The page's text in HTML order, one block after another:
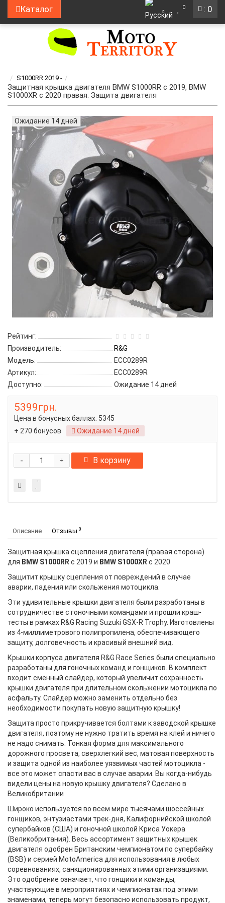
: 0
Каталог 0
S1000RR 2019 -
Защитная крышка двигателя BMW S1000RR с 2019, BMW
S1000XR с 2020 правая. Защита двигателя
Ожидание 14 дней
Рейтинг:
Производитель:
R&G
Модель:
ECC0289R
Артикул:
ECC0289R
Доступно:
Ожидание 14 дней
5399грн.
Цена в бонусных баллах: 5345
+ 270 бонусов
Ожидание 14 дней
+
- В корзину
Описание Отзывы 0
Защитная крышка сцепления двигателя (правая сторона)
для BMW S1000RR с 2019 и BMW S1000XR с 2020
Защитит крышку сцепления от повреждений в случае
аварии, падения или скольжения мотоцикла.
Эти удивительные крышки двигателя были разработаны в
сотрудничестве с гоночными командами и прошли краш-
тесты в рамках R&G Racing Suzuki GSX-R Trophy. Изготовлены
из 4-миллиметрового полипропилена, обеспечивающего
защиту, долговечность и красивый внешний вид.
Крышки корпуса двигателя R&G Race Series были специально
разработаны для гоночных команд и гонщиков. В комплект
входит сменный слайдер, который увеличит сохранность
крышки двигателя при длительном скольжении мотоцикла по
асфальту. Слайдер можно заменить отдельно без
необходимости покупать новую защитную крышку!
Защита просто прикручивается болтами к заводской крышке
двигателя, поэтому не нужно тратить время на клей и ничего
не надо снимать. Тонкая форма для максимального
дорожного просвета, сверхлегкий вес, матовая поверхность
и защита одной из наиболее уязвимых частей мотоцикла -
все это может спасти вас в случае аварии. Вы когда-нибудь
видели цены на новую крышку двигателя? Сделано в
Великобритании
Широко используется во всем мире тысячами шоссейных
гонщиков, энтузиастами трек-дня, Калифорнийской школой
супербайков (США) и гоночной школой Криса Уокера
(Великобритания). Весь ассортимент защитных крышек
двигателя одобрен Британским чемпионатом по супербайку
(BSB) и серией MotoAmerica для использования в любых
соревнованиях, санкционированных этими организациями.
Это одобрение означает, что гонщики и команды,
участвующие в мероприятиях и чемпионатах под этими
знаменами, теперь могут безопасно использовать продукт,